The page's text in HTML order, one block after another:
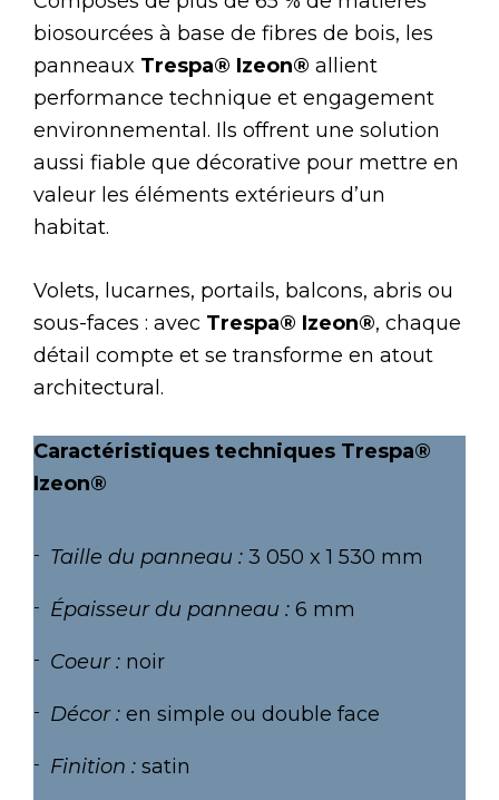
biosourcées à base de fibres de bois, les
panneaux Trespa® Izeon® allient
performance technique et engagement
environnemental. Ils offrent une solution
aussi fiable que décorative pour mettre en
valeur les éléments extérieurs d’un
habitat.
Volets, lucarnes, portails, balcons, abris ou
sous-faces : avec Trespa® Izeon®, chaque
détail compte et se transforme en atout
architectural.
Caractéristiques techniques Trespa®
Izeon®
Taille du panneau : 3 050 x 1 530 mm
Épaisseur du panneau : 6 mm
Coeur : noir
Décor : en simple ou double face
Finition : satin